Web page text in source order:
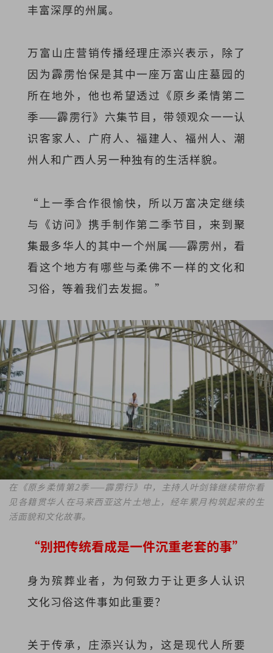
丰富深厚的州属。
万富山庄营销传播经理庄添兴表示，除了
因为霹雳怡保是其中一座万富山庄墓园的
所在地外，他也希望透过《原乡柔情第二
季——霹雳行》六集节目，带领观众一一认
识客家人、广府人、福建人、福州人、潮
州人和广西人另一种独有的生活样貌。
“上一季合作很愉快，所以万富决定继续
与《访问》携手制作第二季节目，来到聚
集最多华人的其中一个州属——霹雳州，看
看这个地方有哪些与柔佛不一样的文化和
习俗，等着我们去发掘。”
在《原乡柔情第2季——霹雳行》中，主持人叶剑锋继续带你看
见各籍贯华人在马来西亚这片土地上，经年累月构筑起来的生
活面貌和文化故事。
“别把传统看成是一件沉重老套的事”
身为殡葬业者，为何致力于让更多人认识
文化习俗这件事如此重要？
关于传承，庄添兴认为，这是现代人所要